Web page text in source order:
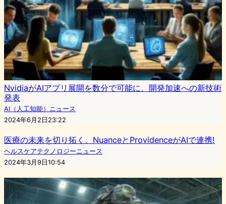
NvidiaがAIアプリ展開を数分で可能に、開発加速への新技術
発表
AI（人工知能）ニュース
2024年6月2日23:22
医療の未来を切り拓く、NuanceとProvidenceがAIで連携!
ヘルスケアテクノロジーニュース
2024年3月9日10:54